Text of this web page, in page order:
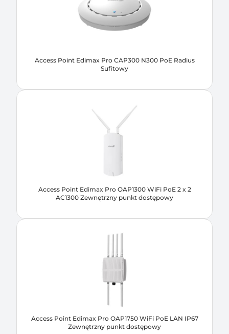
Access Point Edimax Pro CAP300 N300 PoE Radius
Sufitowy
Access Point Edimax Pro OAP1300 WiFi PoE 2 x 2
AC1300 Zewnętrzny punkt dostępowy
Access Point Edimax Pro OAP1750 WiFi PoE LAN IP67
Zewnętrzny punkt dostępowy